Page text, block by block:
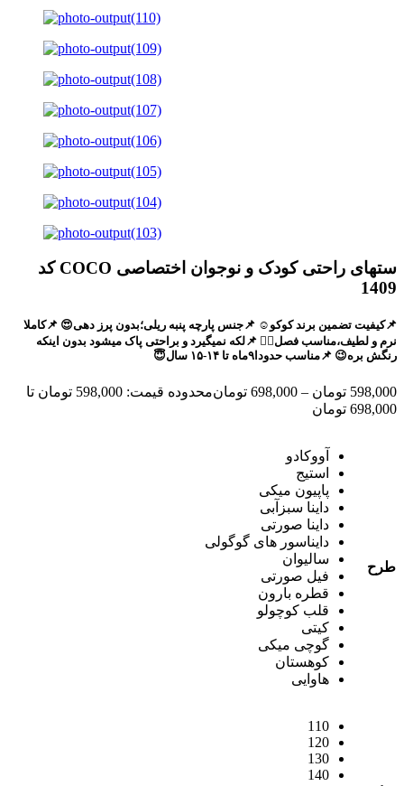
ستهای راحتی کودک و نوجوان اختصاصی COCO کد
1409
📌کیفیت تضمین برند کوکو☺️ 📌جنس پارچه پنبه ریلی؛بدون پرز دهی😍 📌کاملا
نرم و لطیف،مناسب فصل🙂‍↔️ 📌لکه نمیگیرد و براحتی پاک میشود بدون اینکه
رنگش بره😉 📌مناسب حدودا۹ماه تا ۱۴-۱۵ سال😇
598,000 تومان –
698,000 تومان
محدوده قیمت: 598,000 تومان تا
698,000 تومان
طرح
آووکادو
استیج
پاپیون میکی
داینا سبزآبی
داینا صورتی
دایناسور های گوگولی
سالیوان
فیل صورتی
قطره بارون
قلب کوچولو
کیتی
گوچی میکی
کوهستان
هاوایی
110
120
130
140